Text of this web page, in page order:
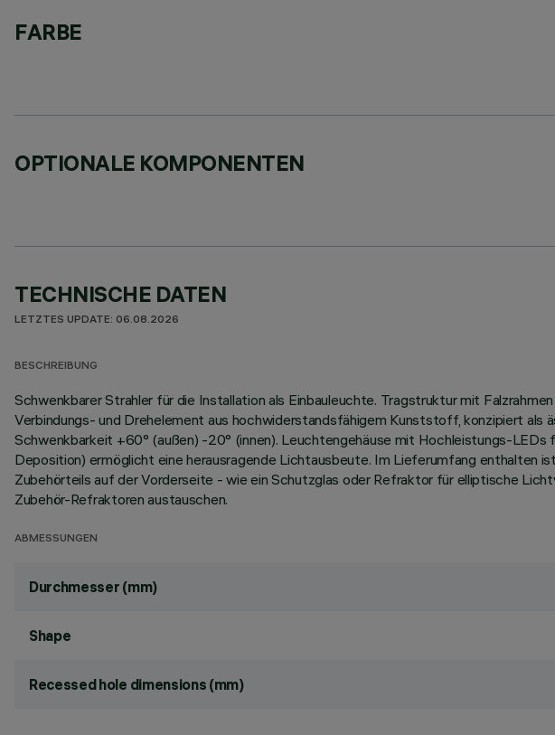
FARBE
OPTIONALE KOMPONENTEN
TECHNISCHE DATEN
LETZTES UPDATE: 06.08.2026
BESCHREIBUNG
Schwenkbarer Strahler für die Installation als Einbauleuchte. Tragstruktur mit
Verbindungs- und Drehelement aus hochwiderstandsfähigem Kunststoff, konzipiert
Schwenkbarkeit +60° (außen) -20° (innen). Leuchtengehäuse mit Hochleistungs-
Deposition) ermöglicht eine herausragende Lichtausbeute. Im Lieferumfang enthalten
Zubehörteils auf der Vorderseite - wie ein Schutzglas oder Refraktor für elliptische
Zubehör-Refraktoren austauschen.
ABMESSUNGEN
Durchmesser (mm)
Shape
Recessed hole dimensions (mm)